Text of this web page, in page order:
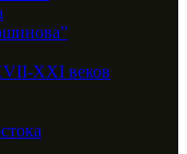
XXI веков